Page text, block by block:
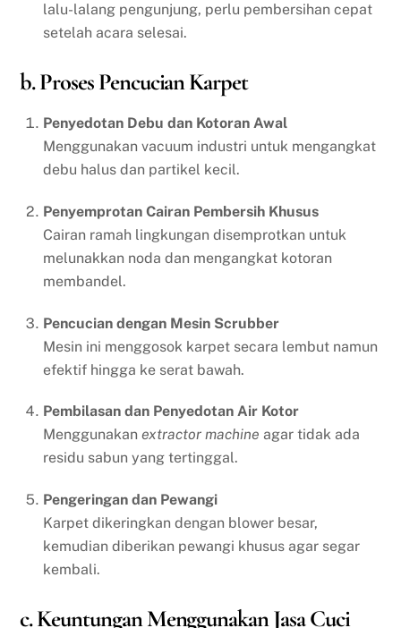
lalu-lalang pengunjung, perlu pembersihan cepat
setelah acara selesai.
b. Proses Pencucian Karpet
Penyedotan Debu dan Kotoran Awal
Menggunakan vacuum industri untuk mengangkat
debu halus dan partikel kecil.
Penyemprotan Cairan Pembersih Khusus
Cairan ramah lingkungan disemprotkan untuk
melunakkan noda dan mengangkat kotoran
membandel.
Pencucian dengan Mesin Scrubber
Mesin ini menggosok karpet secara lembut namun
efektif hingga ke serat bawah.
Pembilasan dan Penyedotan Air Kotor
Menggunakan extractor machine agar tidak ada
residu sabun yang tertinggal.
Pengeringan dan Pewangi
Karpet dikeringkan dengan blower besar,
kemudian diberikan pewangi khusus agar segar
kembali.
c. Keuntungan Menggunakan Jasa Cuci